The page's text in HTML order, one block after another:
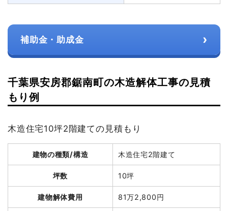
補助金・助成金 ›
千葉県安房郡鋸南町の木造解体工事の見積
もり例
木造住宅10坪2階建ての見積もり
建物の種類/構造 木造住宅2階建て
坪数 10坪
建物解体費用 81万2,800円